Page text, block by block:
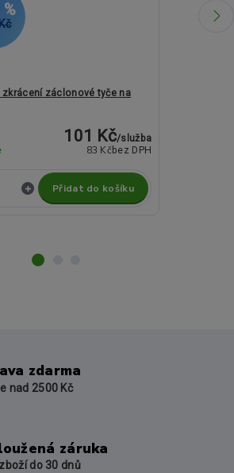
zkrácení záclonové tyče na
101 Kč/služba
83 Kč bez DPH
Přidat do košíku
2 055 Kč
- 23 %
zdarma
nad 2500 Kč
záruka
do 30 dnů